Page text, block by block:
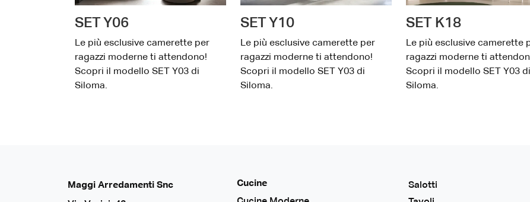
SET Y06
Le più esclusive camerette per
ragazzi moderne ti attendono!
Scopri il modello SET Y03 di
Siloma.
SET Y10
Le più esclusive camerette per
ragazzi moderne ti attendono!
Scopri il modello SET Y03 di
Siloma.
SET K18
Le più esclusive camerette
ragazzi moderne ti
Scopri il modello SET Y03 di
Siloma.
Maggi Arredamenti Snc
Cucine
Salotti